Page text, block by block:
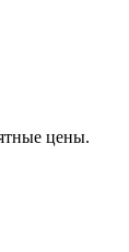
цены.